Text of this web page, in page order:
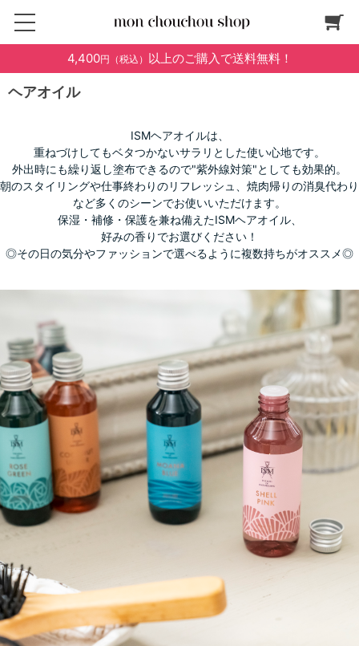
4,400円（税込） 以上のご購入で送料無料！
ヘアオイル
ISMヘアオイルは、
重ねづけしてもベタつかないサラリとした使い心地です。
外出時にも繰り返し塗布できるので"紫外線対策"としても効果的。
朝のスタイリングや仕事終わりのリフレッシュ、焼肉帰りの消臭代わり
など多くのシーンでお使いいただけます。
保湿・補修・保護を兼ね備えたISMヘアオイル、
好みの香りでお選びください！
◎その日の気分やファッションで選べるように複数持ちがオススメ◎